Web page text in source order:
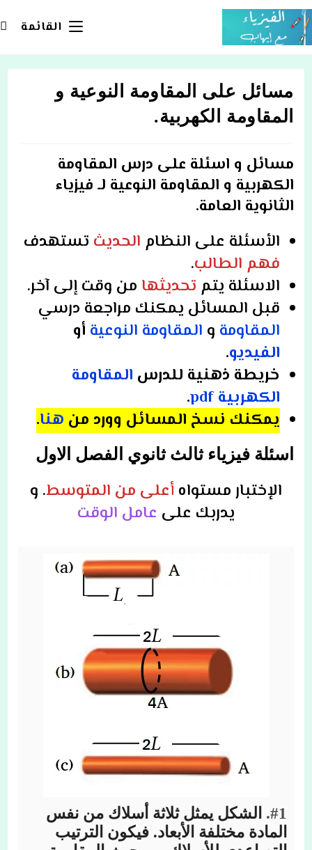
Skip
to
content
القائمة
مسائل على المقاومة النوعية و
المقاومة الكهربية.
مسائل و اسئلة على درس المقاومة
الكهربية و المقاومة النوعية لـ فيزياء
الثانوية العامة.
الأسئلة على النظام الحديث تستهدف
فهم الطالب.
الاسئلة يتم تحديثها من وقت إلى آخر.
قبل المسائل يمكنك مراجعة درسي
المقاومة و المقاومة النوعيةأو
الفيديو.
خريطة ذهنية للدرس المقاومة
الكهربية pdf
.
يمكنك نسخ المسائل وورد من هنا.
اسئلة فيزياء ثالث ثانوي الفصل الاول
الإختبار مستواهأعلى من المتوسط. و
يدربك على عامل الوقت
#1.
الشكل يمثل ثلاثة أسلاك من نفس
المادة مختلفة الأبعاد. فيكون الترتيب